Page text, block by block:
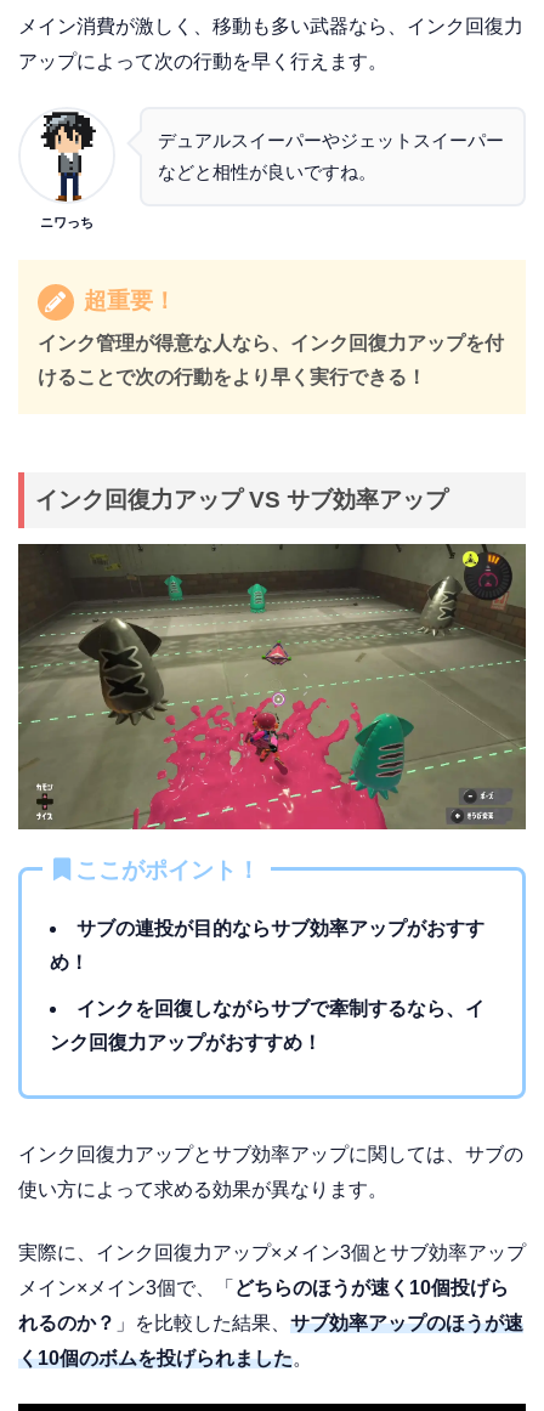
メイン消費が激しく、移動も多い武器なら、インク回復力
アップによって次の行動を早く行えます。
ニワっち
デュアルスイーパーやジェットスイーパー
などと相性が良いですね。
超重要！
インク管理が得意な人なら、インク回復力アップを付
けることで次の行動をより早く実行できる！
インク回復力アップ VS サブ効率アップ
ここがポイント！
サブの連投が目的ならサブ効率アップがおすす
め！
インクを回復しながらサブで牽制するなら、イ
ンク回復力アップがおすすめ！
インク回復力アップとサブ効率アップに関しては、サブの
使い方によって求める効果が異なります。
実際に、インク回復力アップ×メイン3個とサブ効率アップ
メイン×メイン3個で、「 どちらのほうが速く10個投げら
れるのか？ 」を比較した結果、 サブ効率アップのほうが速
く10個のボムを投げられました。